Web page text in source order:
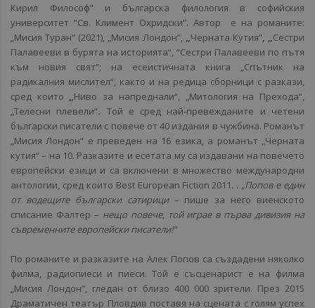
Кирил Философ” и българска филология в софийския
университет “Св. Климент Охридски”. Автор е на романите:
„Мисия Туран“ (2021), „Мисия Лондон“, „Черната Кутия“, „Сестри
Палавееви в бурята на историята“, “Сестри Палавееви по пътя
към новия свят“; на есеистичната книга „Спътник на
радикалния мислител“, както и на редица сборници с разкази,
сред които „Ниво за напреднали“, „Митология на Прехода“,
„Телесни плевели“. Той е сред най-превежданите и четени
български писатели с повече от 40 издания в чужбина. Романът
„Мисия Лондон“ е преведен на 16 езика, а романът „Черната
кутия“ – на 10. Разказите и есетата му са издавани на повечето
европейски езици и са включени в множество международни
антологии, сред които Best European Fiction 2011. . „Попов е един
от водещите български сатирици– пише за него виенското
списание Фалтер – нещо повече, той играе в първа дивизия на
съвременните европейски писатели!”
По романите и разказите на Алек Попов са създадени няколко
филма, радиопиеси и пиеси. Той е съсценарист е на филма
„Мисия Лондон“, гледан от близо 400 000 зрители. През 2015
Драматичен театър Пловдив поставя на сцената с голям успех